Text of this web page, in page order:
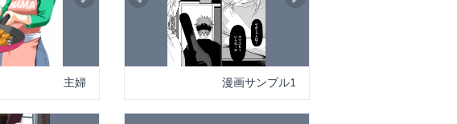
Next
主婦
Previous Next
漫画サンプル1